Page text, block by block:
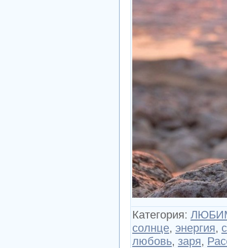
Категория:
солнце, энергия,
любовь, заря,